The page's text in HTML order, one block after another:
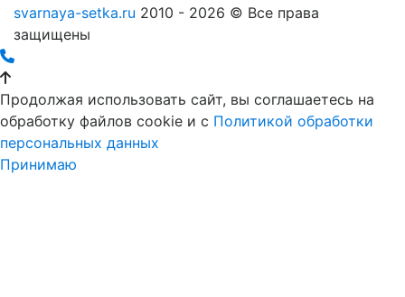
svarnaya-setka.ru 2010 - 2026 © Все права
защищены
Продолжая использовать сайт, вы соглашаетесь на
обработку файлов cookie и c Политикой обработки
персональных данных
Принимаю